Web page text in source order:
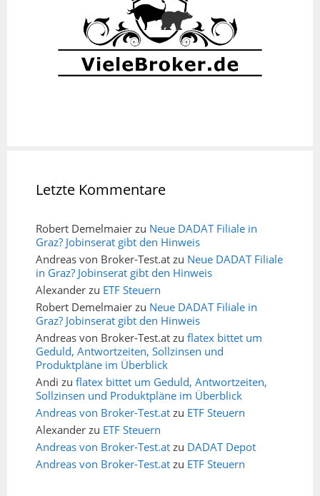
Letzte Kommentare
Robert Demelmaier zu Neue DADAT Filiale in
Graz? Jobinserat gibt den Hinweis
Andreas von Broker-Test.at zu Neue DADAT Filiale
in Graz? Jobinserat gibt den Hinweis
Alexander zu ETF Steuern
Robert Demelmaier zu Neue DADAT Filiale in
Graz? Jobinserat gibt den Hinweis
Andreas von Broker-Test.at zu flatex bittet um
Geduld, Antwortzeiten, Sollzinsen und
Produktpläne im Überblick
Andi zu flatex bittet um Geduld, Antwortzeiten,
Sollzinsen und Produktpläne im Überblick
Andreas von Broker-Test.at zu ETF Steuern
Alexander zu ETF Steuern
Andreas von Broker-Test.at zu DADAT Depot
Andreas von Broker-Test.at zu ETF Steuern